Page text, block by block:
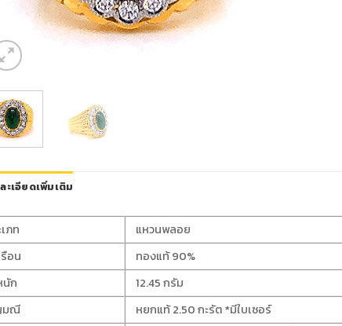
ะเอียดเพิ่มเติม
ภท
แหวนพลอย
อน
ทองแท้ 90%
นัก
12.45 กรัม
ณี
หยกแท้ 2.50 กะรัต *มีใบเซอร์